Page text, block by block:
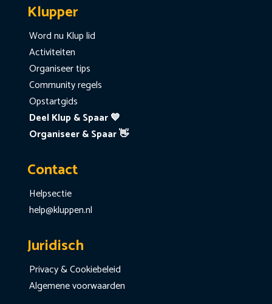
Klupper
Word nu Klup lid
Activiteiten
Organiseer tips
Community regels
Opstartgids
Deel Klup & Spaar 💙
Organiseer & Spaar 👋
Contact
Helpsectie
help@kluppen.nl
Juridisch
Privacy & Cookiebeleid
Algemene voorwaarden